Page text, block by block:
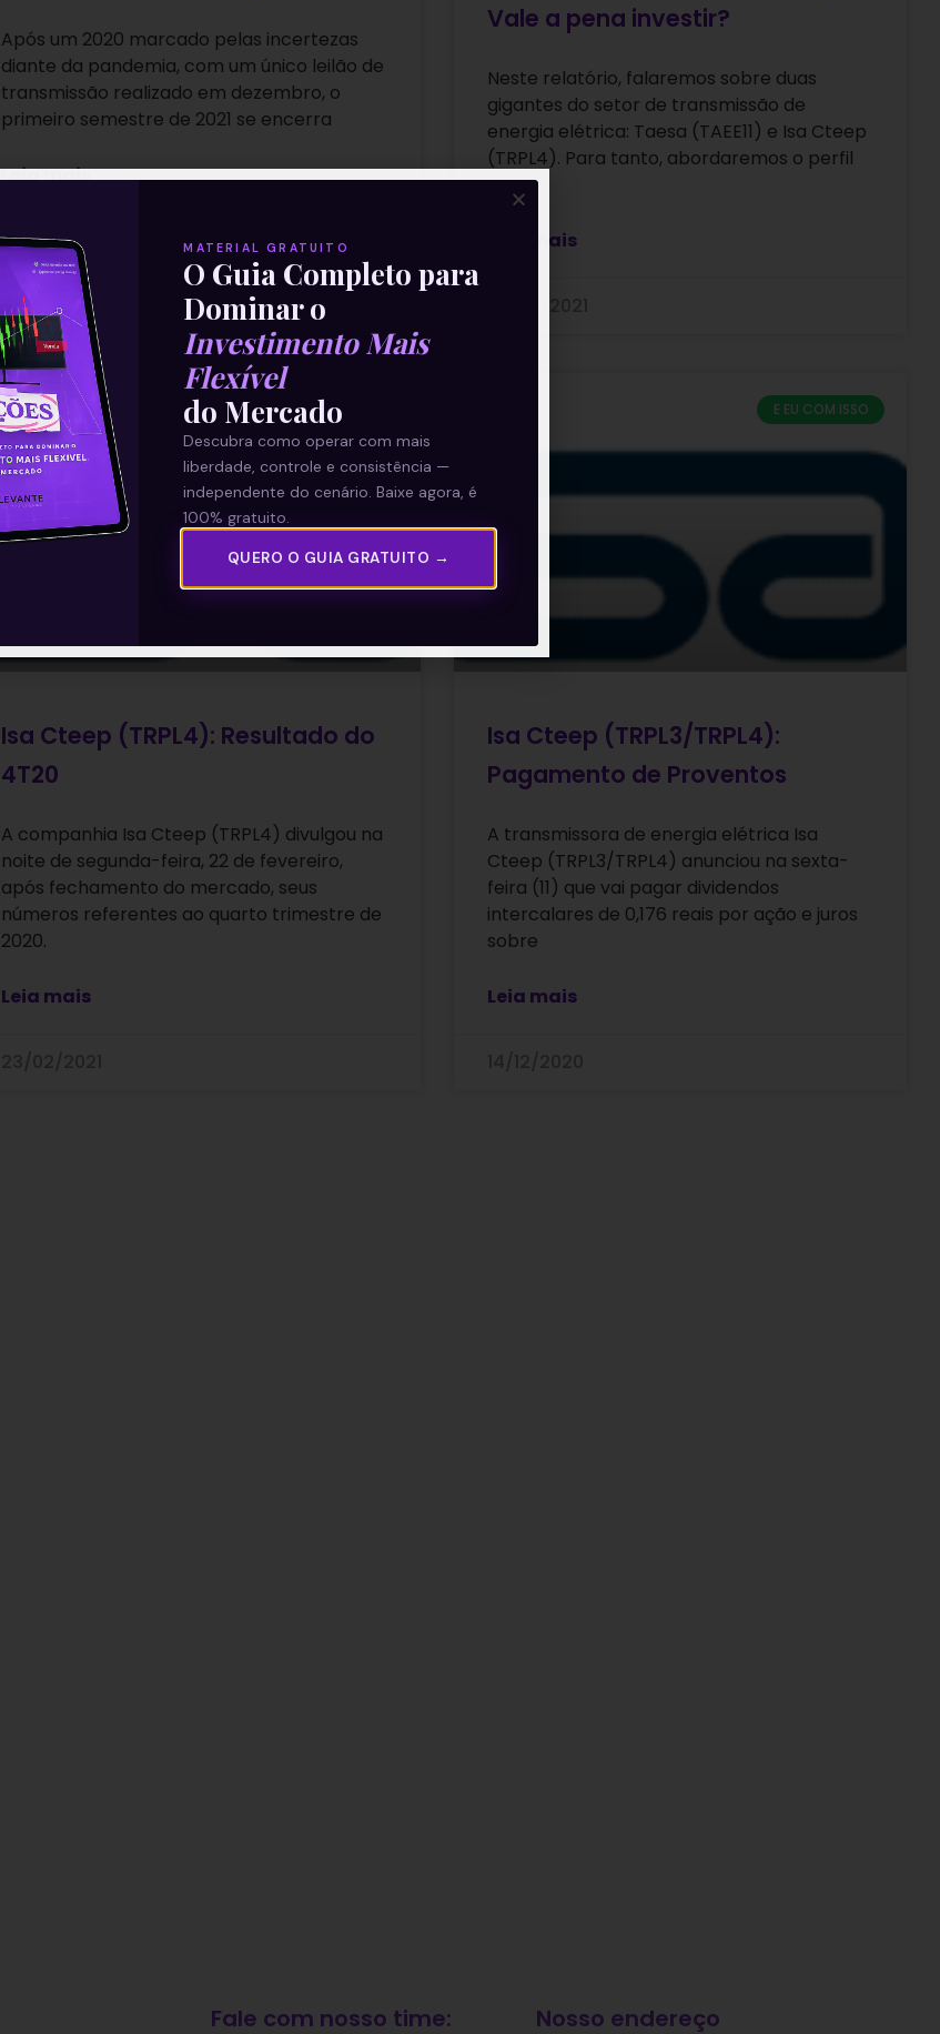
Após um 2020 marcado pelas incertezas
diante da pandemia, com um único leilão de
transmissão realizado em dezembro, o
primeiro semestre de 2021 se encerra
Leia mais
25/06/2021
Vale a pena investir?
Neste relatório, falaremos sobre duas
gigantes do setor de transmissão de
energia elétrica: Taesa (TAEE11) e Isa Cteep
(TRPL4). Para tanto, abordaremos o perfil
de
Leia mais
E EU COM ISSO
Isa Cteep (TRPL4): Resultado do
4T20
A companhia Isa Cteep (TRPL4) divulgou na
noite de segunda-feira, 22 de fevereiro,
após fechamento do mercado, seus
números referentes ao quarto trimestre de
2020.
Leia mais
E EU COM ISSO
Isa Cteep (TRPL3/TRPL4):
Pagamento de Proventos
A transmissora de energia elétrica Isa
Cteep (TRPL3/TRPL4) anunciou na sexta-
feira (11) que vai pagar dividendos
intercalares de 0,176 reais por ação e juros
sobre
Leia mais
Fale com nosso time: Nosso endereço
MATERIAL GRATUITO
O Guia Completo para
Dominar o
Investimento Mais
Flexível
do Mercado
Descubra como operar com mais
liberdade, controle e consistência —
independente do cenário. Baixe agora, é
100% gratuito.
QUERO O GUIA GRATUITO →